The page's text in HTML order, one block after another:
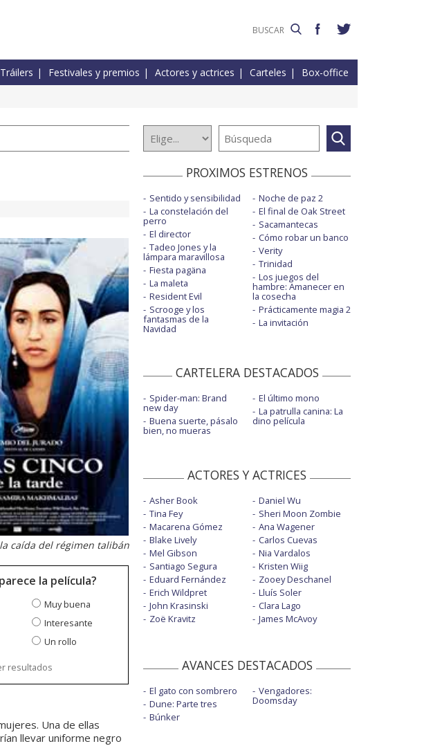
Tráilers Festivales y premios Actores y actrices Carteles Box-office
caída del régimen talibán
la película?
Muy buena
Interesante
Un rollo
resultados
Una de ellas
llevar uniforme negro
PROXIMOS ESTRENOS
Sentido y sensibilidad
La constelación del
perro
El director
Tadeo Jones y la
lámpara maravillosa
Fiesta pagäna
La maleta
Resident Evil
Scrooge y los
fantasmas de la
Navidad
Noche de paz 2
El final de Oak Street
Sacamantecas
Cómo robar un banco
Verity
Trinidad
Los juegos del
hambre: Amanecer en
la cosecha
Prácticamente magia 2
La invitación
CARTELERA DESTACADOS
Spider-man: Brand
new day
Buena suerte, pásalo
bien, no mueras
El último mono
La patrulla canina: La
dino película
ACTORES Y ACTRICES
Asher Book
Tina Fey
Macarena Gómez
Blake Lively
Mel Gibson
Santiago Segura
Eduard Fernández
Erich Wildpret
John Krasinski
Zoë Kravitz
Daniel Wu
Sheri Moon Zombie
Ana Wagener
Carlos Cuevas
Nia Vardalos
Kristen Wiig
Zooey Deschanel
Lluís Soler
Clara Lago
James McAvoy
AVANCES DESTACADOS
El gato con sombrero
Dune: Parte tres
Búnker
Vengadores:
Doomsday